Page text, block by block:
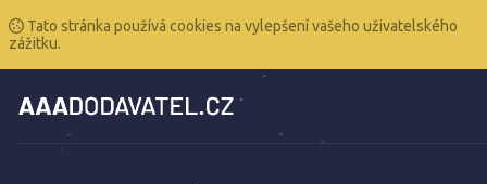
Tato stránka používá cookies na vylepšení vašeho uživatelského
zážitku.